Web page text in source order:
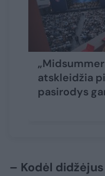
atskleidžia
pasirodys
– Kodėl